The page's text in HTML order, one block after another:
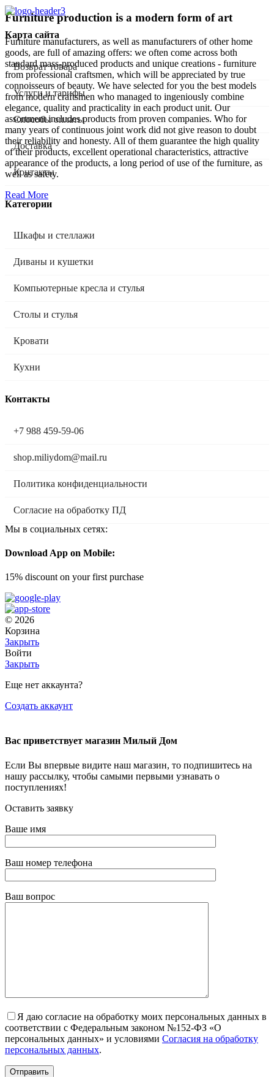
Furniture production is a modern form of art
Furniture manufacturers, as well as manufacturers of other home
goods, are full of amazing offers: we often come across both
standard mass-produced products and unique creations - furniture
from professional craftsmen, which will be appreciated by true
connoisseurs of beauty. We have selected for you the best models
from modern craftsmen who managed to ingeniously combine
elegance, quality and practicality in each product unit. Our
assortment includes products from proven companies. Who for
many years of continuous joint work did not give reason to doubt
their reliability and honesty. All of them guarantee the high quality
of their products, excellent operational characteristics, attractive
appearance of the products, a long period of use of the furniture, as
well as safety.
Read More
Карта сайта
Возврат товара
Услуги и тарифы
Способы оплаты
Доставка
Контакты
Категории
Шкафы и стеллажи
Диваны и кушетки
Компьютерные кресла и стулья
Столы и стулья
Кровати
Кухни
Контакты
+7 988 459-59-06
shop.miliydom@mail.ru
Политика конфиденциальности
Согласие на обработку ПД
Мы в социальных сетях:
Download App on Mobile:
15% discount on your first purchase
© 2026
Корзина
Закрыть
Войти
Закрыть
Еще нет аккаунта?
Создать аккаунт
Вас приветствует магазин Милый Дом
Если Вы впервые видите наш магазин, то подпишитесь на
нашу рассылку, чтобы самыми первыми узнавать о
поступлениях!
Оставить заявку
Ваше имя
Ваш номер телефона
Ваш вопрос
Я даю согласие на обработку моих персональных данных в
соответствии с Федеральным законом №152-ФЗ «О
персональных данных» и условиями Согласия на обработку
персональных данных.